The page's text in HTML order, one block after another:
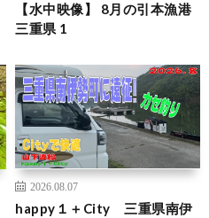
【水中映像】 8月の引本漁港
三重県 1
2026.08.07
happy１＋City 三重県南伊